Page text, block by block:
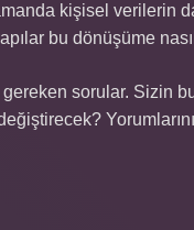
kişisel
bu dönüşüme
sorular. Sizin